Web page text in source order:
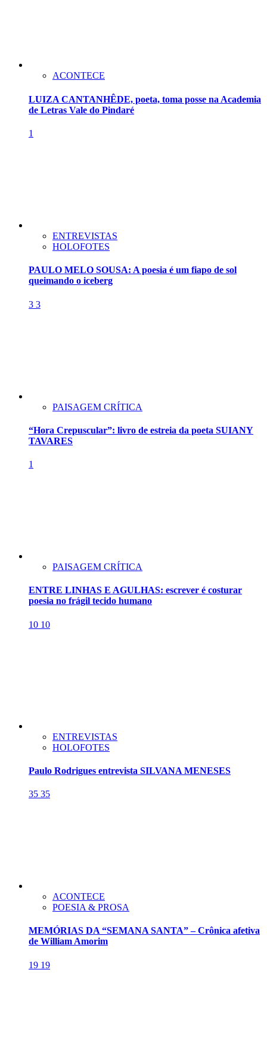
ACONTECE
LUIZA CANTANHÊDE, poeta, toma posse na Academia
de Letras Vale do Pindaré
1
ENTREVISTAS
HOLOFOTES
PAULO MELO SOUSA: A poesia é um fiapo de sol
queimando o iceberg
3 3
PAISAGEM CRÍTICA
“Hora Crepuscular”: livro de estreia da poeta SUIANY
TAVARES
1
PAISAGEM CRÍTICA
ENTRE LINHAS E AGULHAS: escrever é costurar
poesia no frágil tecido humano
10 10
ENTREVISTAS
HOLOFOTES
Paulo Rodrigues entrevista SILVANA MENESES
35 35
ACONTECE
POESIA & PROSA
MEMÓRIAS DA “SEMANA SANTA” – Crônica afetiva
de William Amorim
19 19